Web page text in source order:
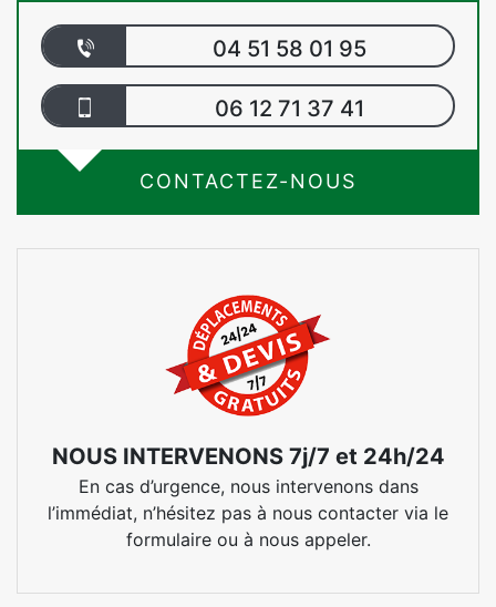
04 51 58 01 95
06 12 71 37 41
CONTACTEZ-NOUS
NOUS INTERVENONS 7j/7 et 24h/24
En cas d’urgence, nous intervenons dans
l’immédiat, n’hésitez pas à nous contacter via le
formulaire ou à nous appeler.